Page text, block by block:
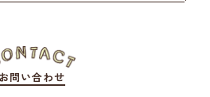
お問い合わせ